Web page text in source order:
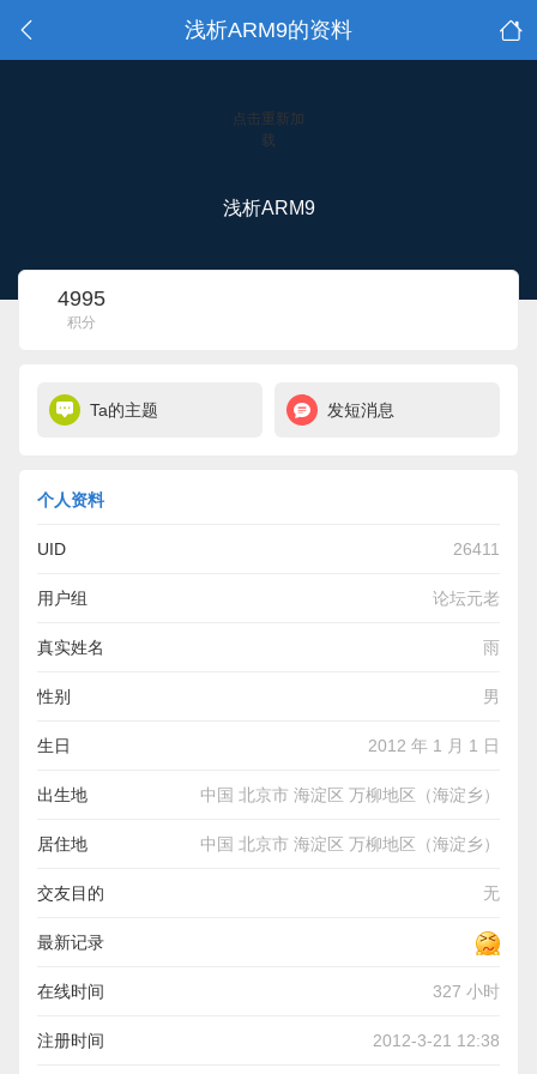
浅析ARM9的资料
点击重新加
载
浅析ARM9
4995
积分
Ta的主题 发短消息
个人资料
UID 26411
用户组 论坛元老
真实姓名 雨
性别 男
生日 2012 年 1 月 1 日
出生地 中国 北京市 海淀区 万柳地区（海淀乡）
居住地 中国 北京市 海淀区 万柳地区（海淀乡）
交友目的 无
最新记录
在线时间 327 小时
注册时间 2012-3-21 12:38